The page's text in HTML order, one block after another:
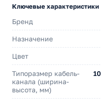
Ключевые характеристики
Бренд
Назначение
Цвет
Типоразмер кабель-
канала (ширина-
высота, мм)